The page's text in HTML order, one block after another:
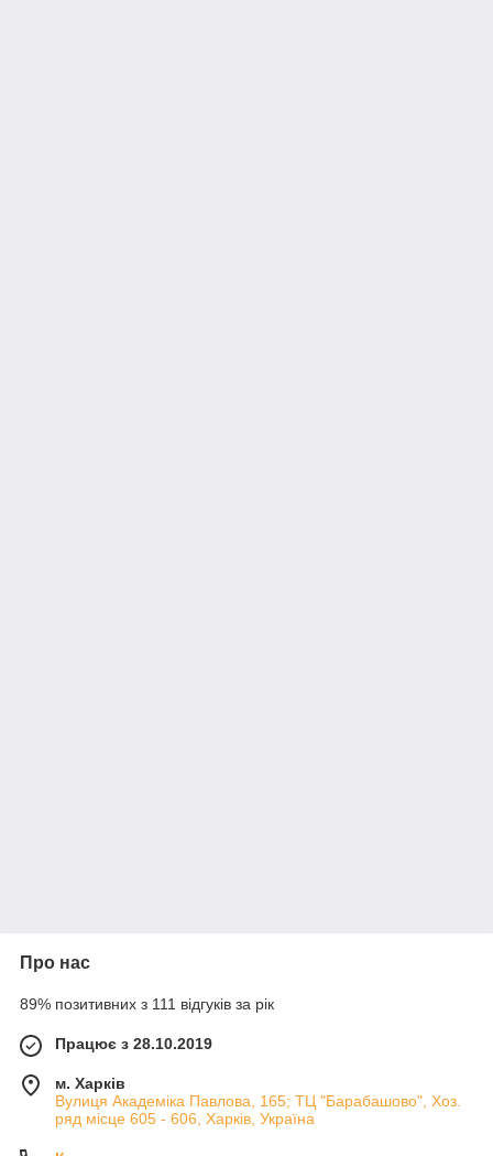
Про нас
89% позитивних з 111 відгуків за рік
Працює з 28.10.2019
м. Харків
Вулиця Академіка Павлова, 165; ТЦ "Барабашово", Хоз.
ряд місце 605 - 606, Харків, Україна